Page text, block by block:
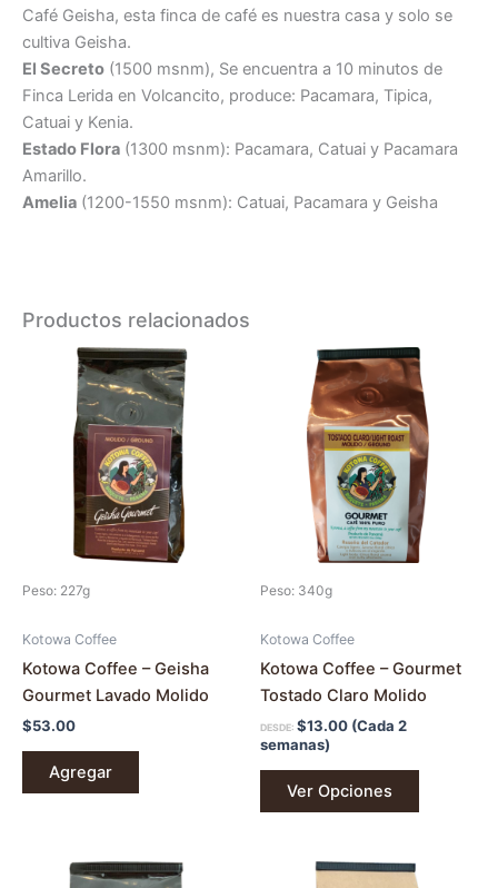
Café Geisha, esta finca de café es nuestra casa y solo se
cultiva Geisha.
El Secreto (1500 msnm), Se encuentra a 10 minutos de
Finca Lerida en Volcancito, produce: Pacamara, Tipica,
Catuai y Kenia.
Estado Flora (1300 msnm): Pacamara, Catuai y Pacamara
Amarillo.
Amelia (1200-1550 msnm): Catuai, Pacamara y Geisha
Productos relacionados
Peso: 227g
Kotowa Coffee
Kotowa Coffee – Geisha
Gourmet Lavado Molido
$53.00
Agregar
Peso: 340g
Kotowa Coffee
Kotowa Coffee – Gourmet
Tostado Claro Molido
DESDE: $13.00 (Cada 2
semanas)
Ver Opciones
Este
producto
tiene
múltiples
variantes.
Las
opciones
se
página
de